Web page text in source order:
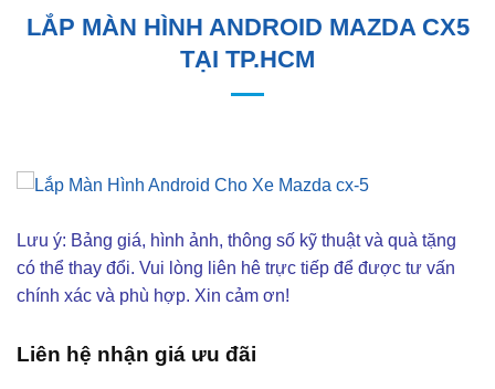
LẮP MÀN HÌNH ANDROID MAZDA CX5
TẠI TP.HCM
Lưu ý: Bảng giá, hình ảnh, thông số kỹ thuật và quà tặng
có thể thay đổi. Vui lòng liên hê trực tiếp để được tư vấn
chính xác và phù hợp. Xin cảm ơn!
Liên hệ nhận giá ưu đãi